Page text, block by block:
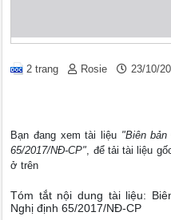
2 trang Rosie 23/10/
Bạn đang xem tài liệu "Biên
65/2017/NĐ-CP", để tải tài liệu
ở trên
Tóm tắt nội dung tài liệu:
Nghị định 65/2017/NĐ-CP